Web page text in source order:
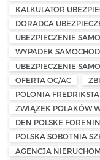
KALKULATOR
DORADCA
UBEZPIECZENIE
WYPADEK
UBEZPIECZENIE
OFERTA OC/AC
POLONIA
ZWIĄZEK POLAKÓW
DEN POLSKE
POLSKA SOBOTNIA
AGENCJA